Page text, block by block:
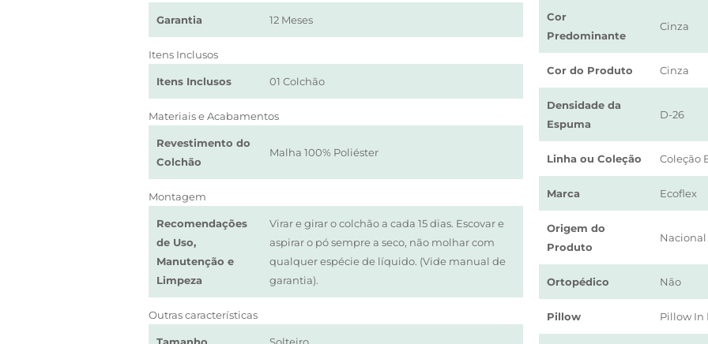
Garantia 12 Meses
Itens Inclusos
Itens Inclusos 01 Colchão
Materiais e Acabamentos
Revestimento do
Colchão
Malha 100% Poliéster
Montagem
Recomendações
de Uso,
Manutenção e
Limpeza
Virar e girar o colchão a cada 15 dias. Escovar e
aspirar o pó sempre a seco, não molhar com
qualquer espécie de líquido. (Vide manual de
garantia).
Outras características
Cor
Predominante
Cinza
Cor do Produto Cinza
Densidade da
Espuma
D-26
Linha ou Coleção Coleção
Marca Ecoflex
Origem do
Produto
Nacional
Ortopédico Não
Pillow Pillow In